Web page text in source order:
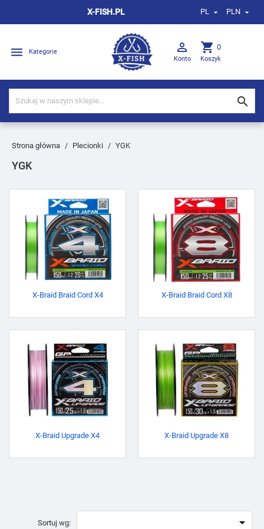
X-FISH.PL PL  PLN 
 Kategorie 
Konto
shopping_cart 0
Koszyk

Strona główna Plecionki YGK
YGK
X-Braid Braid Cord X4 X-Braid Braid Cord X8
X-Braid Upgrade X4 X-Braid Upgrade X8
Sortuj wg: 